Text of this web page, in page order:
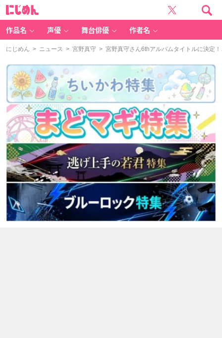
作品名 声優 舞台俳優 作者名
にじめん > ニュース > 宮野真守 > 宮野真守さん6thアルバムタイトルに決定